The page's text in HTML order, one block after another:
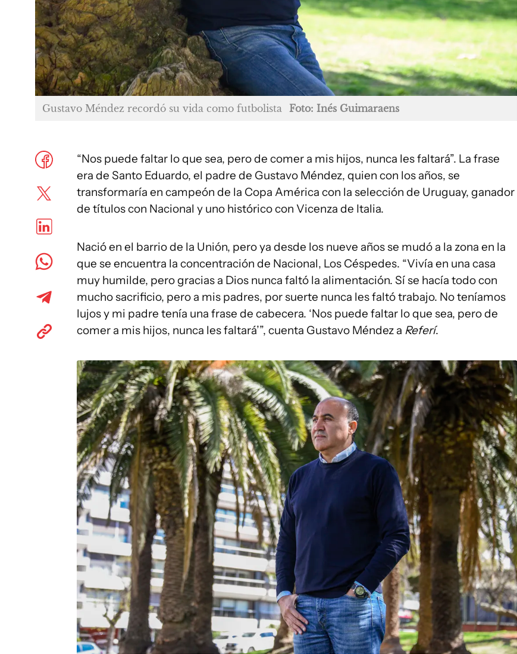
Gustavo Méndez recordó su vida como futbolista Foto: Inés Guimaraens
“Nos puede faltar lo que sea, pero de comer a mis hijos, nunca les faltará”. La frase
era de Santo Eduardo, el padre de Gustavo Méndez, quien con los años, se
transformaría en campeón de la Copa América con la selección de Uruguay, ganador
de títulos con Nacional y uno histórico con Vicenza de Italia.
Nació en el barrio de la Unión, pero ya desde los nueve años se mudó a la zona en la
que se encuentra la concentración de Nacional, Los Céspedes. “Vivía en una casa
muy humilde, pero gracias a Dios nunca faltó la alimentación. Sí se hacía todo con
mucho sacrificio, pero a mis padres, por suerte nunca les faltó trabajo. No teníamos
lujos y mi padre tenía una frase de cabecera. ‘Nos puede faltar lo que sea, pero de
comer a mis hijos, nunca les faltará’”, cuenta Gustavo Méndez a Referí.